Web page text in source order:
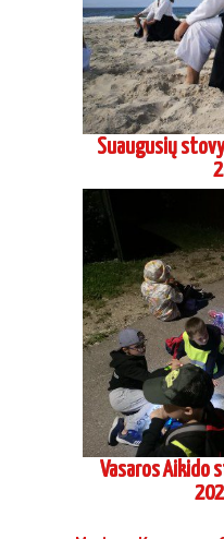
Vasaros Aikido
Marinos Karpovos,
atestacinis